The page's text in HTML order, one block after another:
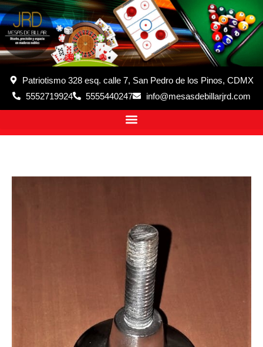
Patriotismo 328 esq. calle 7, San Pedro de los Pinos, CDMX
5552719924
5555440247 info@mesasdebillarjrd.com